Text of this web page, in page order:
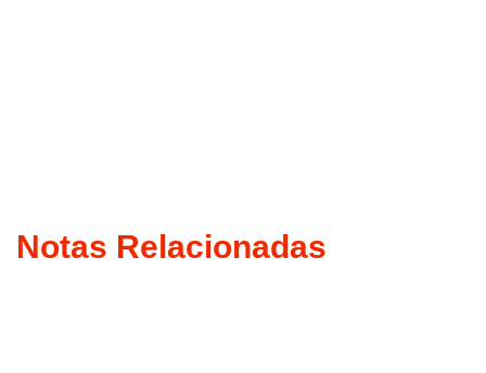
Notas Relacionadas